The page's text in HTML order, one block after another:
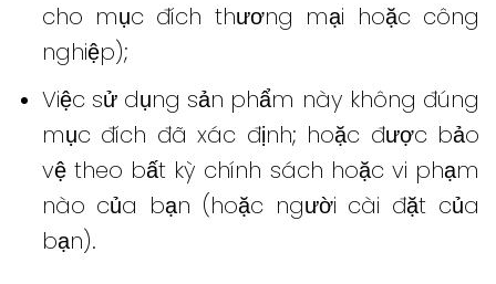
cho mục đích thương mại hoặc công
nghiệp);
Việc sử dụng sản phẩm này không đúng
mục đích đã xác định; hoặc được bảo
vệ theo bất kỳ chính sách hoặc vi phạm
nào của bạn (hoặc người cài đặt của
bạn).